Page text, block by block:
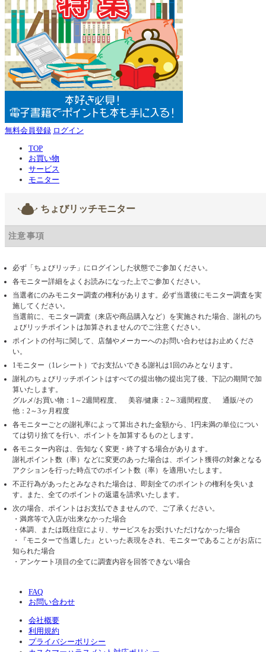
無料会員登録 ログイン
TOP
お買い物
サービス
モニター
ちょびリッチモニター
注意事項
必ず「ちょびリッチ」にログインした状態でご参加ください。
各モニター詳細をよくお読みになった上でご参加ください。
当選者にのみモニター調査の権利があります。必ず当選後にモニター調査を実
施してください。
当選前に、モニター調査（来店や商品購入など）を実施された場合、謝礼のち
ょびリッチポイントは加算されませんのでご注意ください。
ポイントの付与に関して、店舗やメーカーへのお問い合わせはお止めくださ
い。
1モニター（1レシート）でお支払いできる謝礼は1回のみとなります。
謝礼のちょびリッチポイントはすべての提出物の提出完了後、下記の期間で加
算いたします。
グルメ/お買い物：1～2週間程度、 美容/健康：2～3週間程度、 通販/その
他：2～3ヶ月程度
各モニターごとの謝礼率によって算出された金額から、1円未満の単位につい
ては切り捨てを行い、ポイントを加算するものとします。
各モニター内容は、告知なく変更・終了する場合があります。
謝礼ポイント数（率）などに変更のあった場合は、ポイント獲得の対象となる
アクションを行った時点でのポイント数（率）を適用いたします。
不正行為があったとみなされた場合は、即刻全てのポイントの権利を失いま
す。また、全てのポイントの返還を請求いたします。
次の場合、ポイントはお支払できませんので、ご了承ください。
・満席等で入店が出来なかった場合
・体調、または既往症により、サービスをお受けいただけなかった場合
・『モニターで当選した』といった表現をされ、モニターであることがお店に
知られた場合
・アンケート項目の全てに調査内容を回答できない場合
FAQ
お問い合わせ
会社概要
利用規約
プライバシーポリシー